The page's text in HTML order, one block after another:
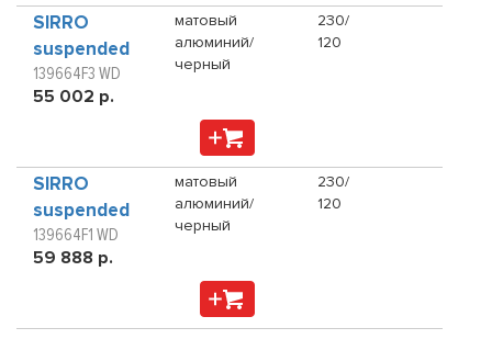
SIRRO
suspended
139664F3 WD
55 002 р.
матовый
алюминий/
черный
230/
120
SIRRO
suspended
139664F1 WD
59 888 р.
матовый
алюминий/
черный
230/
120